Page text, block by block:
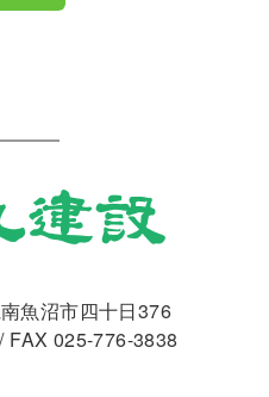
魚沼市四十日376
/ FAX 025-776-3838